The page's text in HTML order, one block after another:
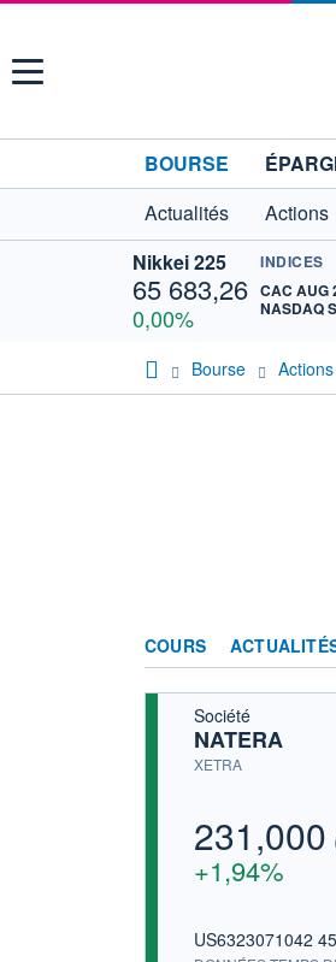
Menu
BOURSE
Actualités
Actions
Nikkei 225
65 683,26
0,00%
INDICES
CAC AUG
NASDAQ
Bourse Actions
COURS
Société
NATERA
XETRA
231,000
+1,94%
US6323071042